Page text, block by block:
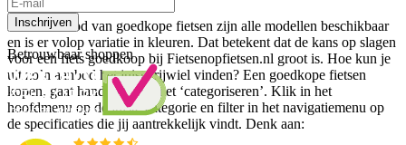
In ons aanbod van goedkope fietsen zijn alle modellen beschikbaar
en is er volop variatie in kleuren. Dat betekent dat de kans op slagen
voor een fiets goedkoop bij Fietsenopfietsen.nl groot is. Hoe kun je
uit zo’n aanbod het juiste rijwiel vinden? Een goedkope fietsen
kopen, gaat hand in hand met ‘categoriseren’. Klik in het
hoofdmenu op de juiste categorie en filter in het navigatiemenu op
de specificaties die jij aantrekkelijk vindt. Denk aan:
Inschrijven
Betrouwbaar shoppen